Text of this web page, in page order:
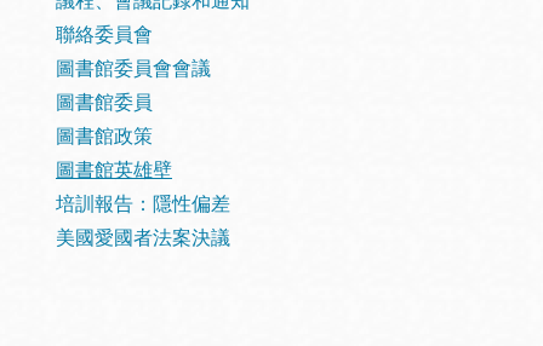
聯絡委員會
圖書館委員會會議
圖書館委員
圖書館政策
圖書館英雄壁
培訓報告：隱性偏差
美國愛國者法案決議